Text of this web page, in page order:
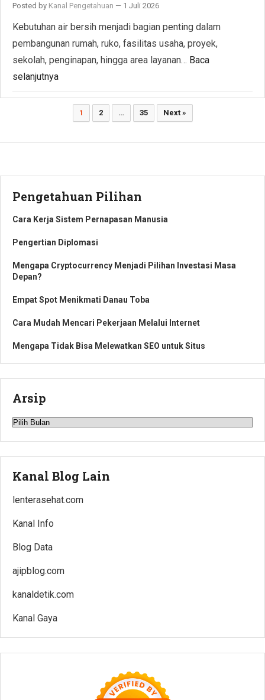
Posted by Kanal Pengetahuan — 1 Juli 2026
Kebutuhan air bersih menjadi bagian penting dalam
pembangunan rumah, ruko, fasilitas usaha, proyek,
sekolah, penginapan, hingga area layanan… Baca
selanjutnya
1 2 … 35 Next »
Pengetahuan Pilihan
Cara Kerja Sistem Pernapasan Manusia
Pengertian Diplomasi
Mengapa Cryptocurrency Menjadi Pilihan Investasi Masa
Depan?
Empat Spot Menikmati Danau Toba
Cara Mudah Mencari Pekerjaan Melalui Internet
Mengapa Tidak Bisa Melewatkan SEO untuk Situs
Arsip
Arsip
Kanal Blog Lain
lenterasehat.com
Kanal Info
Blog Data
ajipblog.com
kanaldetik.com
Kanal Gaya